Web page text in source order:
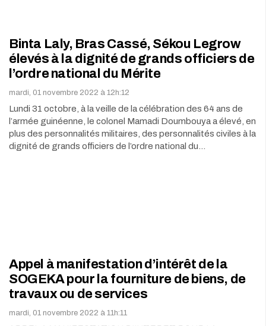
Binta Laly, Bras Cassé, Sékou Legrow
élevés à la dignité de grands officiers de
l’ordre national du Mérite
mardi, 01 novembre 2022 à 12h:12
Lundi 31 octobre, à la veille de la célébration des 64 ans de
l’armée guinéenne, le colonel Mamadi Doumbouya a élevé, en
plus des personnalités militaires, des personnalités civiles à la
dignité de grands officiers de l’ordre national du…
Appel à manifestation d’intérêt de la
SOGEKA pour la fourniture de biens, de
travaux ou de services
mardi, 01 novembre 2022 à 11h:11